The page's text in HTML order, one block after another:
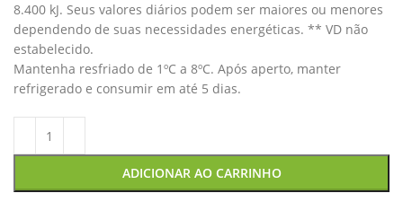
8.400 kJ. Seus valores diários podem ser maiores ou menores
dependendo de suas necessidades energéticas. ** VD não
estabelecido.
Mantenha resfriado de 1ºC a 8ºC. Após aperto, manter
refrigerado e consumir em até 5 dias.
ADICIONAR AO CARRINHO